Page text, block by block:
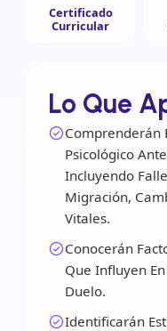
Certificado
Curricular
Lo Que
Comprenderán
Psicológico
Incluyendo
Migración,
Vitales.
Conocerán
Que Influyen
Duelo.
Identificarán